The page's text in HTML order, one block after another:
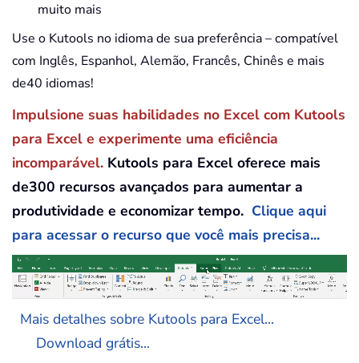
muito mais
Use o Kutools no idioma de sua preferência – compatível
com Inglês, Espanhol, Alemão, Francês, Chinês e mais
de40 idiomas!
Impulsione suas habilidades no Excel com Kutools
para Excel e experimente uma eficiência
incomparável. Kutools para Excel oferece mais
de300 recursos avançados para aumentar a
produtividade e economizar tempo. Clique aqui
para acessar o recurso que você mais precisa...
Mais detalhes sobre Kutools para Excel...
Download grátis...